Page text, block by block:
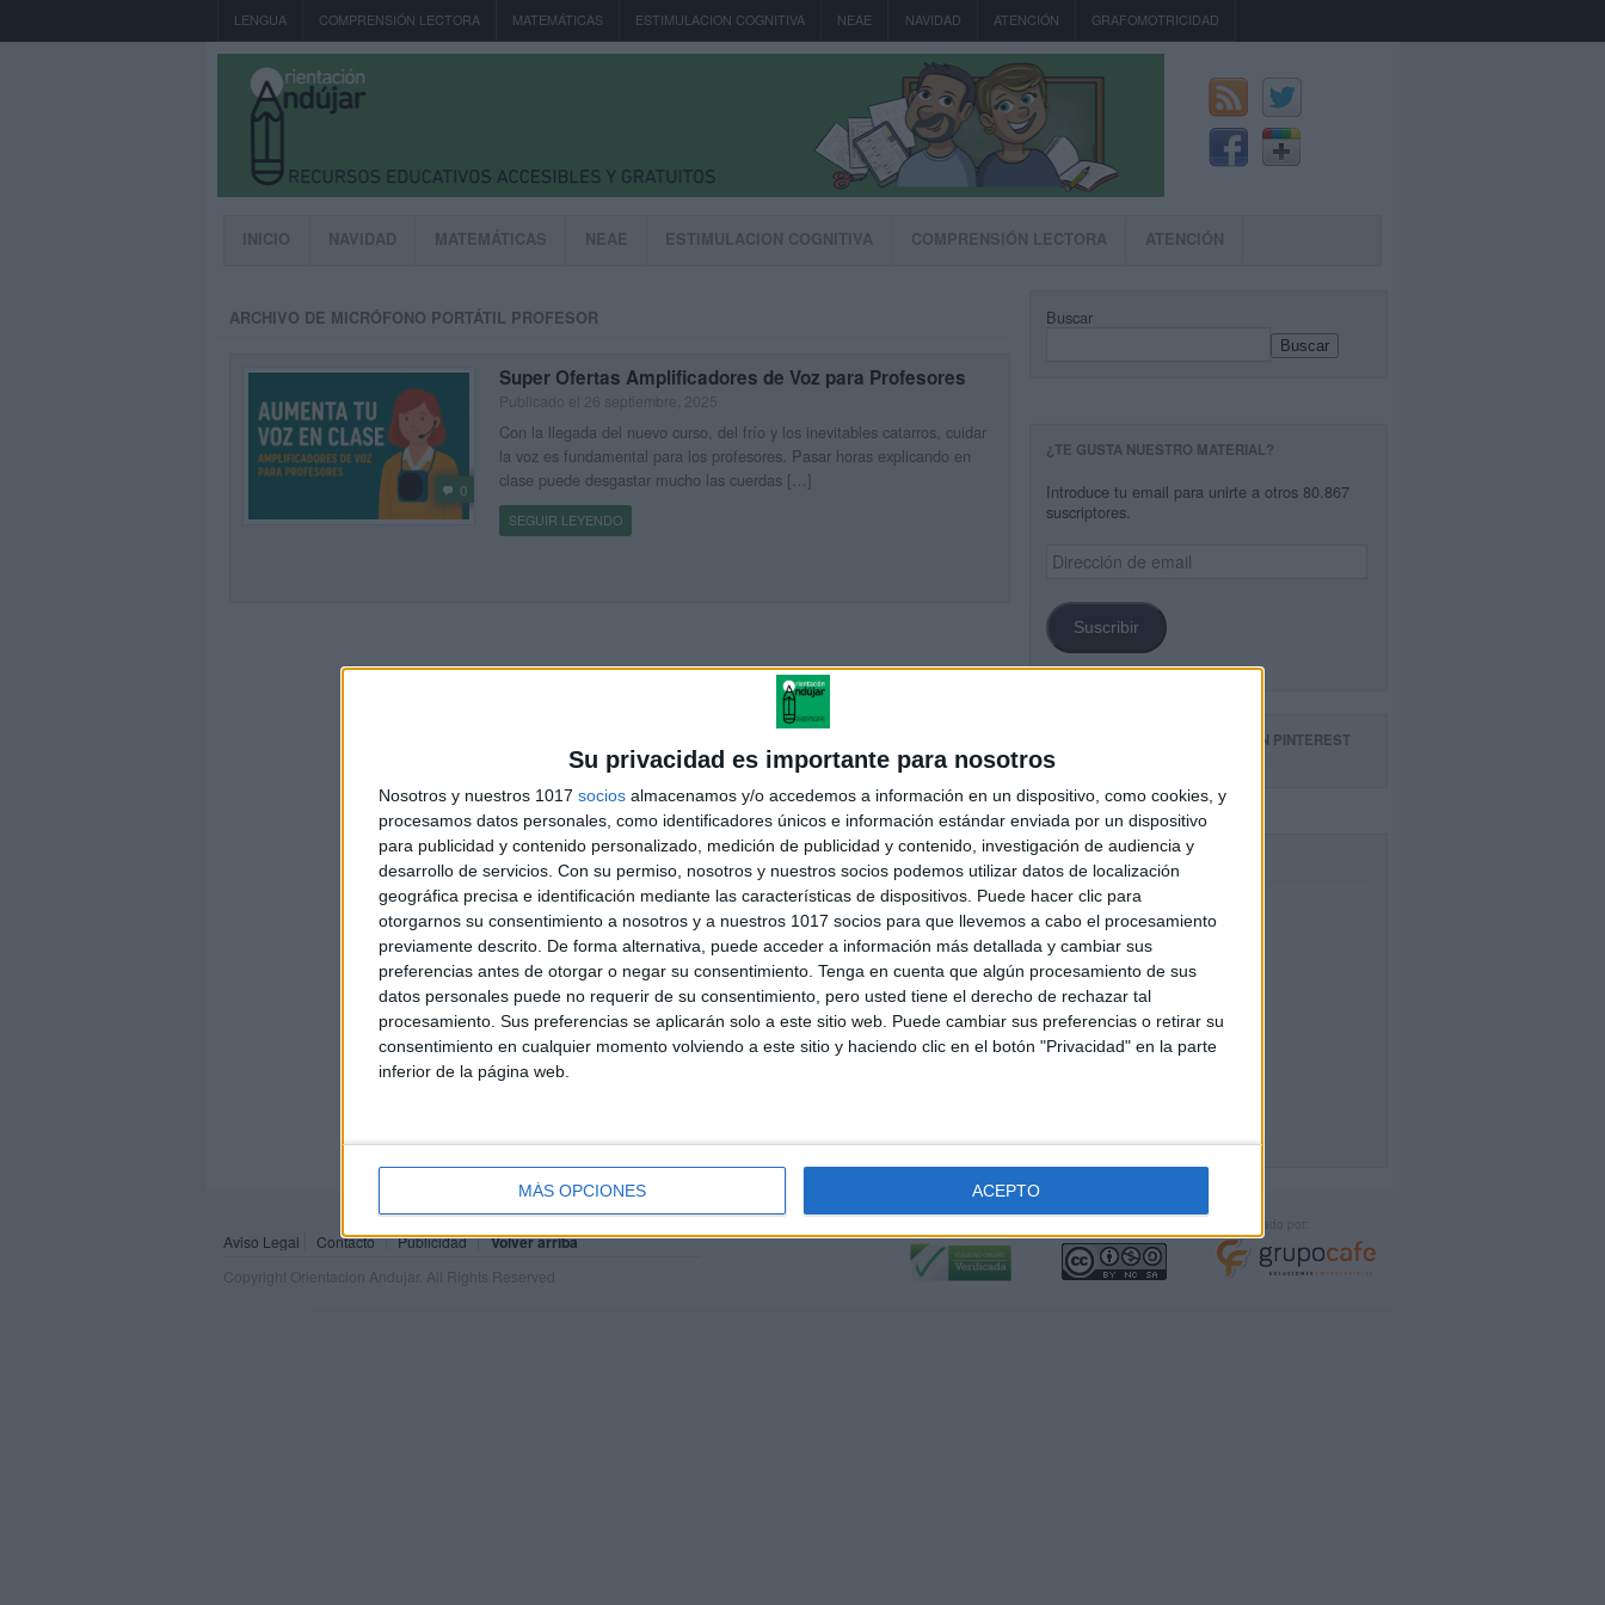
Su privacidad es importante para nosotros
Nosotros y nuestros 1017 socios almacenamos y/o accedemos a información en un dispositivo, como cookies, y
procesamos datos personales, como identificadores únicos e información estándar enviada por un dispositivo
para publicidad y contenido personalizado, medición de publicidad y contenido, investigación de audiencia y
desarrollo de servicios. Con su permiso, nosotros y nuestros socios podemos utilizar datos de localización
geográfica precisa e identificación mediante las características de dispositivos. Puede hacer clic para
otorgarnos su consentimiento a nosotros y a nuestros 1017 socios para que llevemos a cabo el procesamiento
previamente descrito. De forma alternativa, puede acceder a información más detallada y cambiar sus
preferencias antes de otorgar o negar su consentimiento. Tenga en cuenta que algún procesamiento de sus
datos personales puede no requerir de su consentimiento, pero usted tiene el derecho de rechazar tal
procesamiento. Sus preferencias se aplicarán solo a este sitio web. Puede cambiar sus preferencias o retirar su
consentimiento en cualquier momento volviendo a este sitio y haciendo clic en el botón "Privacidad" en la parte
inferior de la página web.
MÁS OPCIONES ACEPTO
LENGUA COMPRENSIÓN LECTORA MATEMÁTICAS ESTIMULACION COGNITIVA NEAE NAVIDAD ATENCIÓN GRAFOMOTRICIDAD
INICIO NAVIDAD MATEMÁTICAS NEAE ESTIMULACION COGNITIVA COMPRENSIÓN LECTORA ATENCIÓN
ARCHIVO DE MICRÓFONO PORTÁTIL PROFESOR
0
Super Ofertas Amplificadores de Voz para Profesores
Con la llegada del nuevo curso, del frío y los inevitables catarros, cuidar
la voz es fundamental para los profesores. Pasar horas explicando en
clase puede desgastar mucho las cuerdas […]
SEGUIR LEYENDO
Buscar
Buscar
¿TE GUSTA NUESTRO MATERIAL?
Introduce tu email para unirte a otros 80.867
suscriptores.
Dirección
de
Suscribir
SIGUE NUESTROS TABLEROS EN PINTEREST
Aviso Legal Contacto Publicidad Volver arriba
Copyright Orientacion Andujar. All Rights Reserved